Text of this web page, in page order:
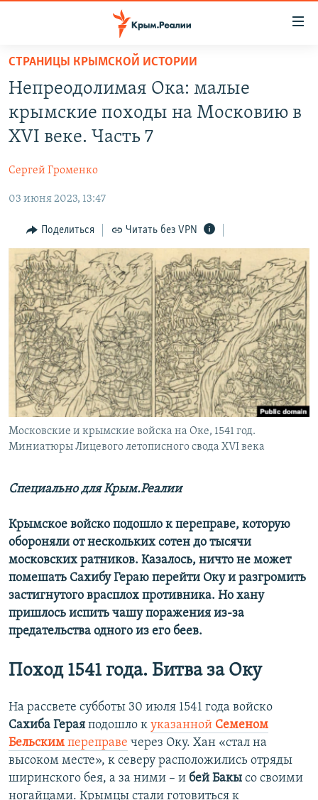
Вернуться
основному
содержанию
Вернутся
главной
навигации
Вернутся
поиску
СПЕЦПРОЕКТЫ
ГРУЗ 200
11 ЛЕТ ОККУПАЦИИ КРЫМА. 11 ИСТОРИЙ СОПРОТИВЛЕНИЯ
ВОДА
ЕЩЕ
ИНТЕРАКТИВ
ИНФОГРАФИКА
ТЕЛЕПРОЕКТ КРЫМ.РЕАЛИИ
СОВЕТЫ ПРАВОЗАЩИТНИКОВ
ПРОПАВШИЕ БЕЗ ВЕСТИ
ПОБЕДИТЕЛЕЙ НЕ СУДЯТ?
КРЫМ.НЕПОКОРЕННЫЙ
ELIFBE
УКРАИНСКАЯ ПРОБЛЕМА КРЫМА
РАДІО СВОБОДА
КАК ОБОЙТИ БЛОКИРОВКУ
Українською
Qırımtatar
ПРИСОЕДИНЯЙТЕСЬ!
Все сайты RFE/RL
СТРАНИЦЫ КРЫМСКОЙ ИСТОРИИ
Непреодолимая Ока: малые
крымские походы на Московию в
XVI веке. Часть 7
Сергей Громенко
03 июня 2023, 13:47
Поделиться Читать без VPN
Московские и крымские войска на Оке, 1541 год.
Миниатюры Лицевого летописного свода XVI века
Специально для Крым.Реалии
Крымское войско подошло к переправе, которую
обороняли от нескольких сотен до тысячи
московских ратников. Казалось, ничто не может
помешать Сахибу Гераю перейти Оку и разгромить
застигнутого врасплох противника. Но хану
пришлось испить чашу поражения из-за
предательства одного из его беев.
Поход 1541 года. Битва за Оку
На рассвете субботы 30 июля 1541 года войско
Сахиба Герая подошло к указанной Семеном
Бельским переправе через Оку. Хан «стал на
высоком месте», к северу расположились отряды
ширинского бея, а за ними – и бей Бакы со своими
ногайцами. Крымцы стали готовиться к